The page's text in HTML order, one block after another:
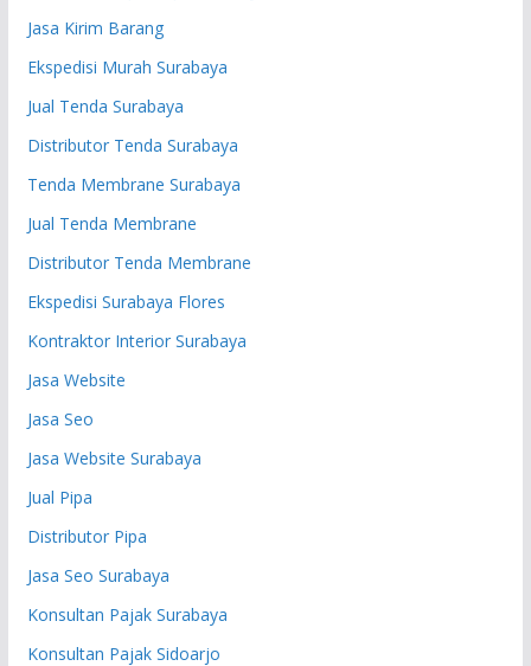
Jasa Kirim Barang
Ekspedisi Murah Surabaya
Jual Tenda Surabaya
Distributor Tenda Surabaya
Tenda Membrane Surabaya
Jual Tenda Membrane
Distributor Tenda Membrane
Ekspedisi Surabaya Flores
Kontraktor Interior Surabaya
Jasa Website
Jasa Seo
Jasa Website Surabaya
Jual Pipa
Distributor Pipa
Jasa Seo Surabaya
Konsultan Pajak Surabaya
Konsultan Pajak Sidoarjo